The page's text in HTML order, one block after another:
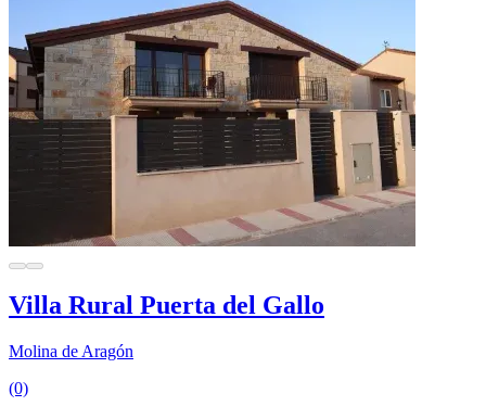
Villa Rural Puerta del Gallo
Molina de Aragón
(0)